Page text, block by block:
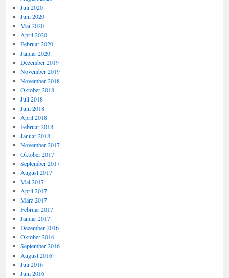
Juli 2020
Juni 2020
Mai 2020
April 2020
Februar 2020
Januar 2020
Dezember 2019
November 2019
November 2018
Oktober 2018
Juli 2018
Juni 2018
April 2018
Februar 2018
Januar 2018
November 2017
Oktober 2017
September 2017
August 2017
Mai 2017
April 2017
März 2017
Februar 2017
Januar 2017
Dezember 2016
Oktober 2016
September 2016
August 2016
Juli 2016
Juni 2016